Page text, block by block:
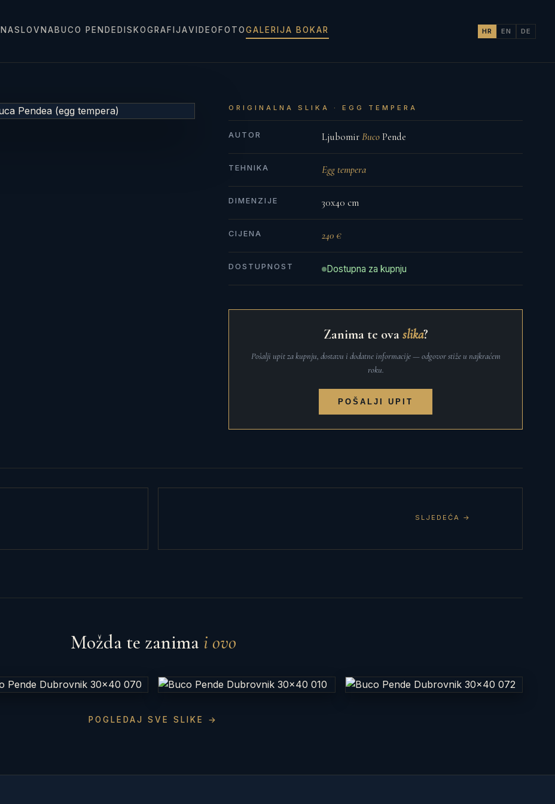
NASLOVNABUCO PENDEDISKOGRAFIJAVIDEOFOTOGALERIJA BOKAR HR EN DE
ORIGINALNA SLIKA · EGG TEMPERA
AUTOR LjubomirBucoPende
TEHNIKA Egg tempera
DIMENZIJE 30x40 cm
CIJENA 240 €
DOSTUPNOST Dostupna za kupnju
Zanima te ovaslika?
Pošalji upit za kupnju, dostavu i dodatne informacije — odgovor stiže u najkraćem
roku.
POŠALJI UPIT
SLJEDEĆA →
Možda te zanima i ovo
POGLEDAJ SVE SLIKE →